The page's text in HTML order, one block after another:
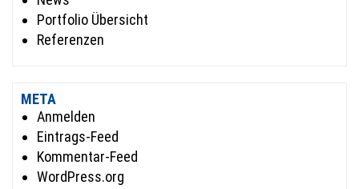
Portfolio Übersicht
Referenzen
META
Anmelden
Eintrags-Feed
Kommentar-Feed
WordPress.org